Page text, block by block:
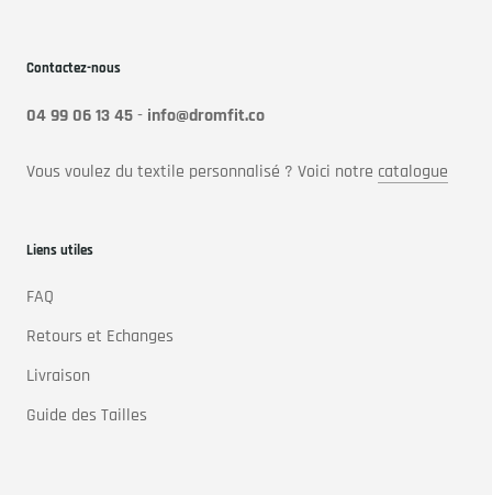
Contactez-nous
04 99 06 13 45- info@dromfit.co
Vous voulez du textile personnalisé ? Voici notre catalogue
Liens utiles
FAQ
Retours et Echanges
Livraison
Guide des Tailles